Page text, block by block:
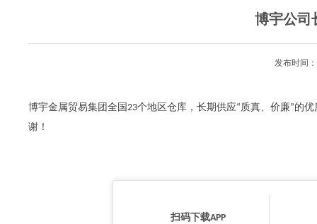
博宇公司
发布时间
博宇金属贸易集团全国23个地区仓库，长期供应“质真、价廉”的
谢！
扫码下载APP